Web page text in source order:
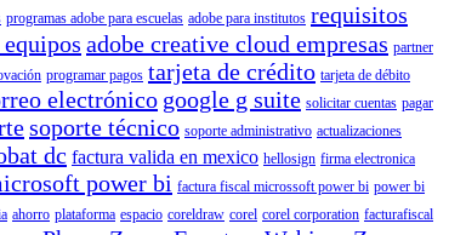
programas adobe para escuelas adobe para institutos requisitos
adobe creative cloud empresas partner
programar pagos tarjeta de crédito tarjeta de débito
electrónico google g suite solicitar cuentas pagar
soporte técnico soporte administrativo actualizaciones
dc factura valida en mexico hellosign firma electronica
power bi factura fiscal microssoft power bi power bi
ahorro plataforma espacio coreldraw corel corel corporation facturafiscal